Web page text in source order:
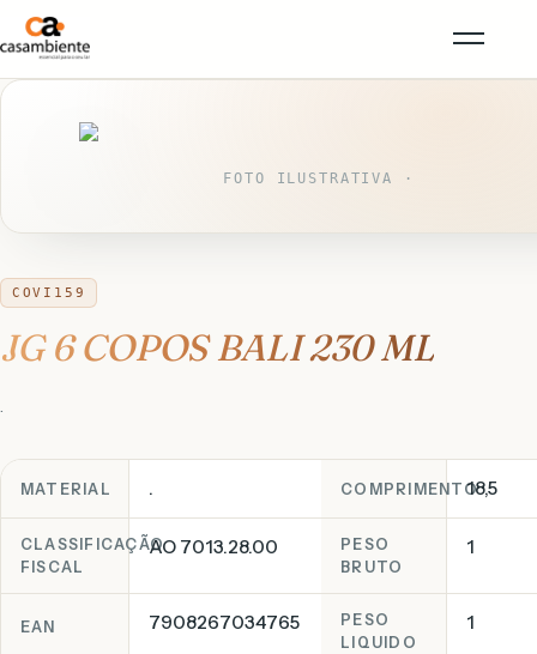
FOTO ILUSTRATIVA ·
COVI159
JG 6 COPOS BALI 230 ML
.
MATERIAL .
CLASSIFICAÇÃO
FISCAL
AO 7013.28.00
COMPRIMENTO18,5
PESO
BRUTO
1
EAN 7908267034765
PESO
LIQUIDO
1